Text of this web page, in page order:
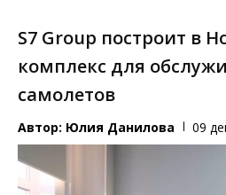
S7 Group построит в
комплекс для
самолетов
Автор: Юлия Данилова 09